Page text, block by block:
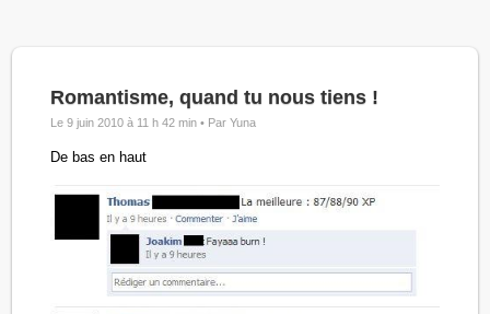
Romantisme, quand tu nous tiens !
Le 9 juin 2010 à 11 h 42 min • Par Yuna
De bas en haut